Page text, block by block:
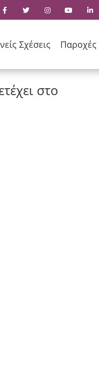
Σχέσεις Παροχές
στο